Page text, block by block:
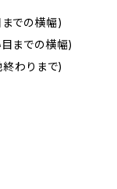
での横幅)
までの横幅)
わりまで)